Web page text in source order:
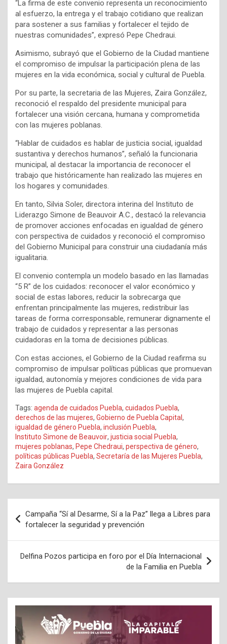
“La firma de este convenio representa un reconocimiento
al esfuerzo, la entrega y el trabajo cotidiano que realizan
para sostener a sus familias y fortalecer el tejido de
nuestras comunidades”, expresó Pepe Chedraui.
Asimismo, subrayó que el Gobierno de la Ciudad mantiene
el compromiso de impulsar la participación plena de las
mujeres en la vida económica, social y cultural de Puebla.
Por su parte, la secretaria de las Mujeres, Zaira González,
reconoció el respaldo del presidente municipal para
fortalecer una visión cercana, humana y comprometida
con las mujeres poblanas.
“Hablar de cuidados es hablar de justicia social, igualdad
sustantiva y derechos humanos”, señaló la funcionaria
municipal, al destacar la importancia de reconocer el
trabajo que históricamente han realizado las mujeres en
los hogares y comunidades.
En tanto, Silvia Soler, directora interina del Instituto de
Liderazgo Simone de Beauvoir A.C., destacó la relevancia
de promover acciones enfocadas en igualdad de género
con perspectiva de cuidados y reconoció el compromiso
del Gobierno Municipal para construir una ciudadanía más
igualitaria.
El convenio contempla un modelo basado en las llamadas
“5 R” de los cuidados: reconocer el valor económico y
social de estas labores, reducir la sobrecarga que
enfrentan principalmente las mujeres, redistribuir las
tareas de forma corresponsable, remunerar dignamente el
trabajo de cuidados y representar a las personas
cuidadoras en la toma de decisiones públicas.
Con estas acciones, el Gobierno de la Ciudad reafirma su
compromiso de impulsar políticas públicas que promuevan
igualdad, autonomía y mejores condiciones de vida para
las mujeres de Puebla capital.
Tags: agenda de cuidados Puebla, cuidados Puebla,
derechos de las mujeres, Gobierno de Puebla Capital,
igualdad de género Puebla, inclusión Puebla,
Instituto Simone de Beauvoir, justicia social Puebla,
mujeres poblanas, Pepe Chedraui, perspectiva de género,
políticas públicas Puebla, Secretaría de las Mujeres Puebla,
Zaira González
de
entradas
Campaña “Sí al Desarme, Sí a la Paz” llega a Libres para
fortalecer la seguridad y prevención
Delfina Pozos participa en foro por el Día Internacional
de la Familia en Puebla